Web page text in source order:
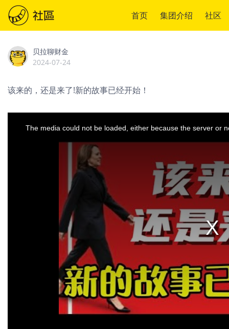
首页 集团介绍 社区
贝拉聊财金
2024-07-24
该来的，还是来了!新的故事已经开始！
The media could not be loaded, either because the server or